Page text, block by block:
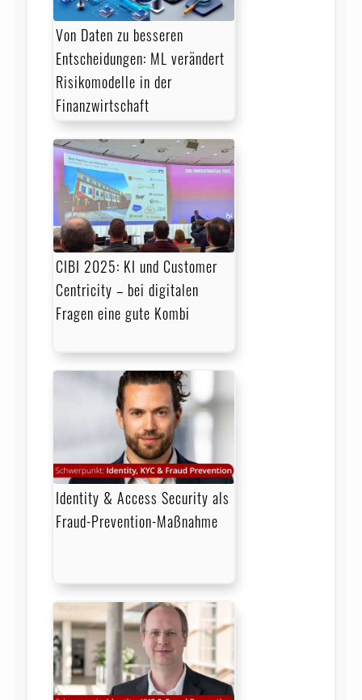
Von Daten zu besseren
Entscheidungen: ML verändert
Risikomodelle in der
Finanzwirtschaft
CIBI 2025: KI und Customer
Centricity – bei digitalen
Fragen eine gute Kombi
Identity & Access Security als
Fraud-Prevention-Maßnahme